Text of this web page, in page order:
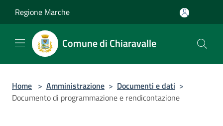
Regione Marche
Comune di Chiaravalle
Home > Amministrazione > Documenti e dati >
Documento di programmazione e rendicontazione